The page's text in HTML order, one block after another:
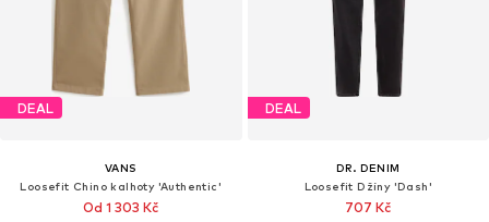
DEAL
VANS
Loosefit Chino kalhoty 'Authentic'
Od 1 303 Kč
DEAL
DR. DENIM
Loosefit Džíny 'Dash'
707 Kč